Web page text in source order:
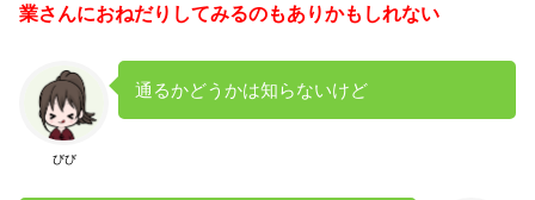
業さんにおねだりしてみるのもありかもしれない
びび
通るかどうかは知らないけど